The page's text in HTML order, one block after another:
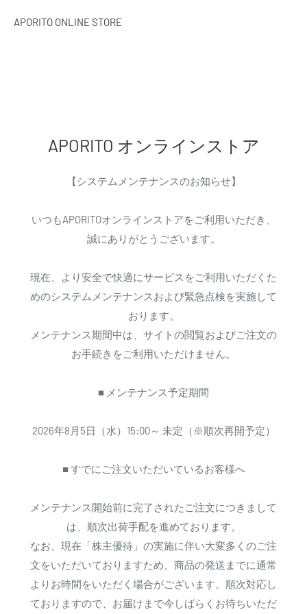
APORITO ONLINE STORE
APORITO オンラインストア
【システムメンテナンスのお知らせ】
いつもAPORITOオンラインストアをご利用いただき、
誠にありがとうございます。
現在、より安全で快適にサービスをご利用いただくた
めのシステムメンテナンスおよび緊急点検を実施して
おります。
メンテナンス期間中は、サイトの閲覧およびご注文の
お手続きをご利用いただけません。
■ メンテナンス予定期間
2026年8月5日（水）15:00～ 未定（※順次再開予定）
■ すでにご注文いただいているお客様へ
メンテナンス開始前に完了されたご注文につきまして
は、順次出荷手配を進めております。
なお、現在「株主優待」の実施に伴い大変多くのご注
文をいただいておりますため、商品の発送までに通常
よりお時間をいただく場合がございます。順次対応し
ておりますので、お届けまで今しばらくお待ちいただ